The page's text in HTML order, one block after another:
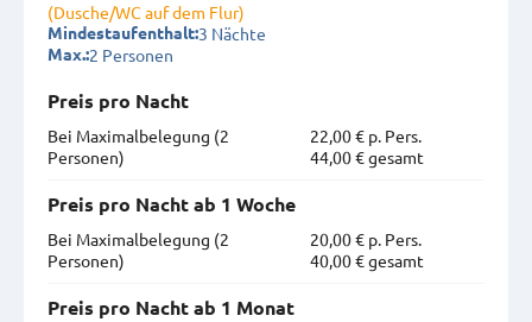
(Dusche/WC auf dem Flur)
Mindestaufenthalt:3 Nächte
Max.:2 Personen
Preis pro Nacht
Bei Maximal­belegung (2
Personen)
22,00 € p. Pers.
44,00 € gesamt
Preis pro Nacht ab 1 Woche
Bei Maximal­belegung (2
Personen)
20,00 € p. Pers.
40,00 € gesamt
Preis pro Nacht ab 1 Monat